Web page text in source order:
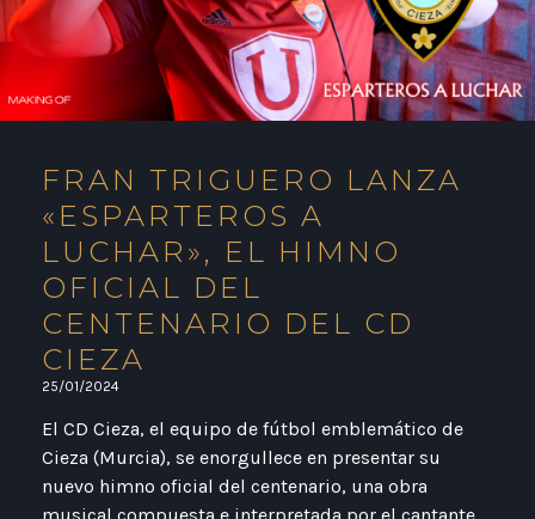
FRAN TRIGUERO LANZA
«ESPARTEROS A
LUCHAR», EL HIMNO
OFICIAL DEL
CENTENARIO DEL CD
CIEZA
25/01/2024
El CD Cieza, el equipo de fútbol emblemático de
Cieza (Murcia), se enorgullece en presentar su
nuevo himno oficial del centenario, una obra